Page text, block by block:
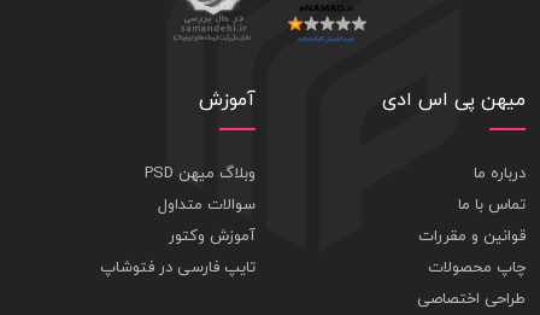
میهن پی اس ادی
درباره ما
تماس با ما
قوانین و مقررات
چاپ محصولات
طراحی اختصاصی
آموزش
وبلاگ میهن PSD
سوالات متداول
آموزش وکتور
تایپ فارسی در فتوشاپ